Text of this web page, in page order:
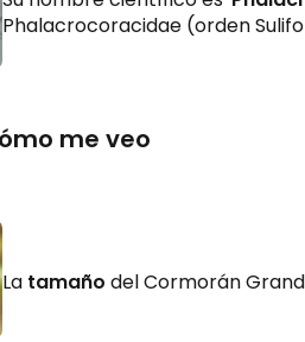
Phalacrocoracidae (orden
me veo
La tamaño del Cormorán